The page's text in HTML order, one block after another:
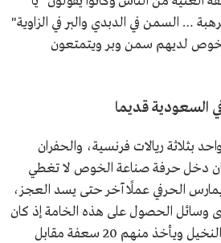
… السمن في الدبدي والبر في الزاوية"
لديهم سمن وبر ويتمتعون
السعودية قديما
بثلاثة ريالات فرنسية، والحفران
دخل حرفة صناعة الخوص لا تغطي
الحرفي عملًا آخر حتى يسد العجز،
وسائل الحصول على هذه الخامة إذ كان
الحرفي يذهب إلى أصحاب النخيل ويأخذ منهم 20 سعفة مقابل